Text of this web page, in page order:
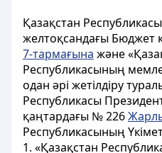
Қазақстан
желтоқсандағы Бюджет
7-тармағына және
Республикасының
одан әрі жетілдіру
Республикасы
қаңтардағы № 226
Республикасының
1. «Қазақстан